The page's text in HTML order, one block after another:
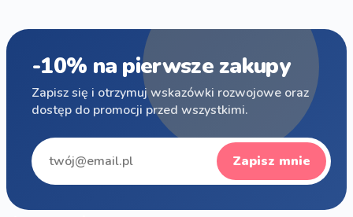
-10% na pierwsze zakupy
Zapisz się i otrzymuj wskazówki rozwojowe oraz
dostęp do promocji przed wszystkimi.
Zapisz mnie